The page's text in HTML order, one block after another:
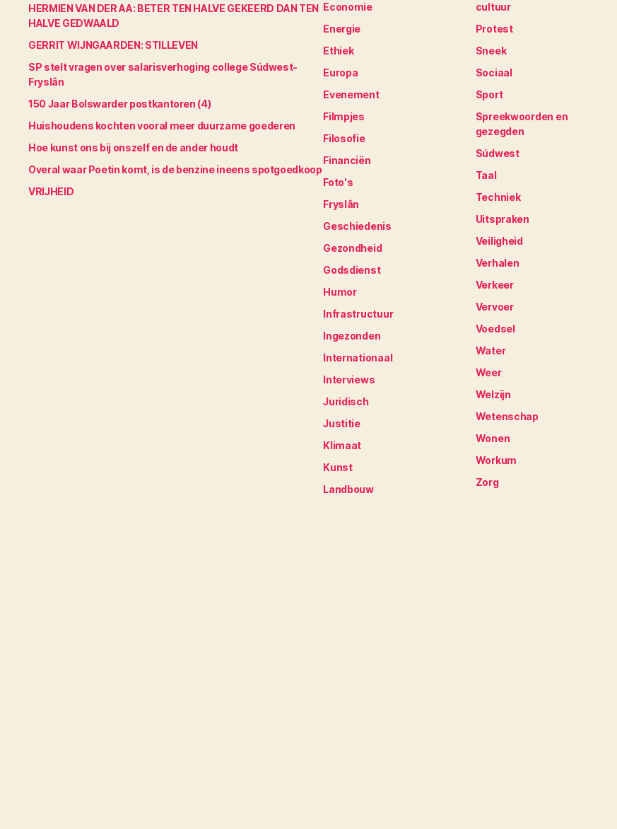
HERMIEN VAN DER AA: BETER TEN HALVE GEKEERD DAN TEN
HALVE GEDWAALD
GERRIT WIJNGAARDEN: STILLEVEN
SP stelt vragen over salarisverhoging college Súdwest-
Fryslân
150 Jaar Bolswarder postkantoren (4)
Huishoudens kochten vooral meer duurzame goederen
Hoe kunst ons bij onszelf en de ander houdt
Overal waar Poetin komt, is de benzine ineens spotgoedkoop
VRIJHEID
Economie
Energie
Ethiek
Europa
Evenement
Filmpjes
Filosofie
Financiën
Foto's
Fryslân
Geschiedenis
Gezondheid
Godsdienst
Humor
Infrastructuur
Ingezonden
Internationaal
Interviews
Juridisch
Justitie
Klimaat
Kunst
Landbouw
cultuur
Protest
Sneek
Sociaal
Sport
Spreekwoorden en
gezegden
Súdwest
Taal
Techniek
Uitspraken
Veiligheid
Verhalen
Verkeer
Vervoer
Voedsel
Water
Weer
Welzijn
Wetenschap
Wonen
Workum
Zorg